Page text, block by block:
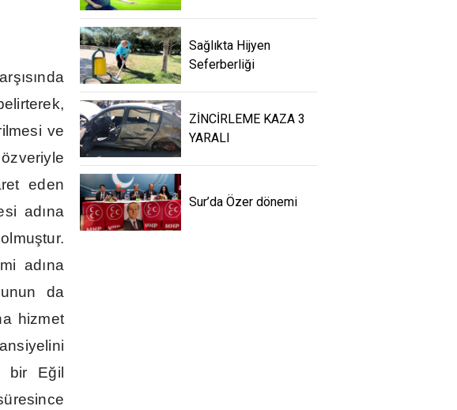
şısında
ve
eden
adına
ştur.
adına
unun da
hizmet
bir Eğil
Sağlıkta Hijyen
Seferberliği
ZİNCİRLEME KAZA 3
YARALI
Sur’da Özer dönemi